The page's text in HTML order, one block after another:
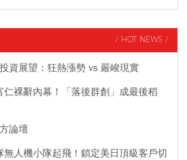
/ HOT NEWS /
資展望：狂熱漲勢 vs 嚴峻現實
仁裸辭內幕！「落後群創」成最後稻
論壇
無人機小隊起飛！鎖定美日頂級客戶切